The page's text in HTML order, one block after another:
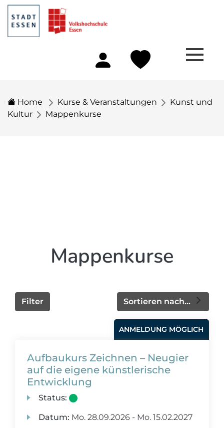
Home Kurse & Veranstaltungen
Kunst und
Kultur
Mappenkurse
Mappenkurse
Sortieren nach...
Filter
ANMELDUNG MÖGLICH
Aufbaukurs Zeichnen – Neugier
auf die eigene künstlerische
Entwicklung
Status:
Datum: Mo. 28.09.2026 - Mo. 15.02.2027